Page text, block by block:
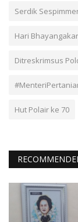
Serdik
Hari
Ditreskrimsus
Hut Polair ke 70